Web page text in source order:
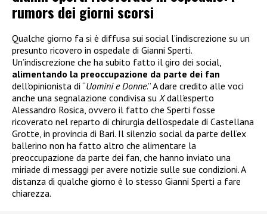
rumors dei giorni scorsi
Qualche giorno fa si è diffusa sui social l’indiscrezione su un
presunto ricovero in ospedale di Gianni Sperti.
Un’indiscrezione che ha subito fatto il giro dei social,
alimentando la preoccupazione da parte dei fan
dell’opinionista di “Uomini e Donne.” A dare credito alle voci
anche una segnalazione condivisa su Xdall’esperto
Alessandro Rosica, ovvero il fatto che Sperti fosse
ricoverato nel reparto di chirurgia dell’ospedale di Castellana
Grotte, in provincia di Bari. Il silenzio social da parte dell’ex
ballerino non ha fatto altro che alimentare la
preoccupazione da parte dei fan, che hanno inviato una
miriade di messaggi per avere notizie sulle sue condizioni. A
distanza di qualche giorno è lo stesso Gianni Sperti a fare
chiarezza.